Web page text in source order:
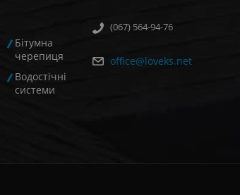
Бітумна
черепиця
Водостічні
системи
(067) 564-94-76
office@loveks.net